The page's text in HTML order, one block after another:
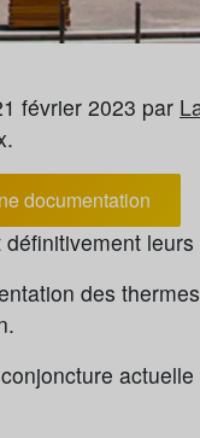
février 2023 par
documentation
des